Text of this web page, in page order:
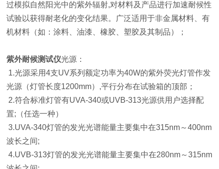
过模拟自然阳光中的紫外辐射,对材料及产品进行加速耐候性
试验以获得耐老化的变化结果。广泛适用于非金属材料、有
机材料（如：涂料、油漆、橡胶、塑胶及其制品）；
紫外耐候测试仪光源：
1.光源采用4支UV系列额定功率为40W的紫外荧光灯管作发
光源（灯管长度1200mm）,平行分布在试验箱的顶部；
2.符合标准灯管有UVA-340或UVB-313光源供用户选择配
置;（任选一种）
3.UVA-340灯管的发光光谱能量主要集中在315nm～400nm
波长之间;
4.UVB-313灯管的发光光谱能量主要集中在280nm～315nm